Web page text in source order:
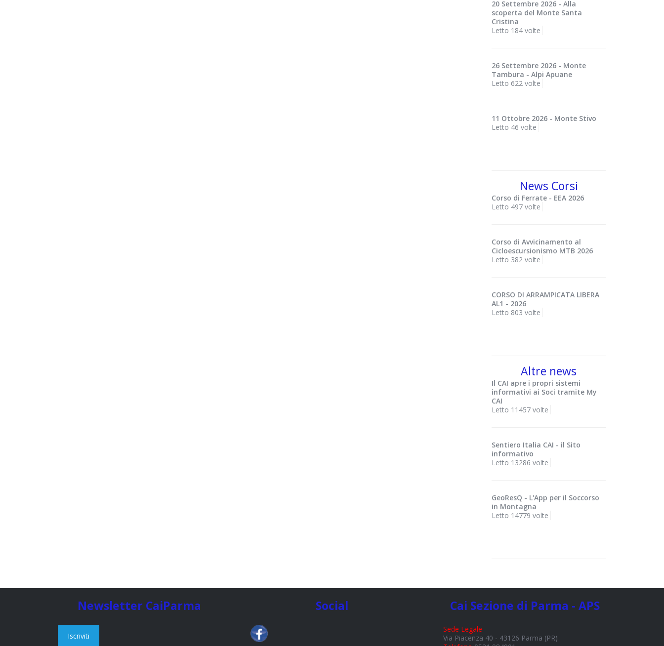
20 Settembre 2026 - Alla
scoperta del Monte Santa
Cristina
Letto 184 volte
26 Settembre 2026 - Monte
Tambura - Alpi Apuane
Letto 622 volte
11 Ottobre 2026 - Monte Stivo
Letto 46 volte
News Corsi
Corso di Ferrate - EEA 2026
Letto 497 volte
Corso di Avvicinamento al
Cicloescursionismo MTB 2026
Letto 382 volte
CORSO DI ARRAMPICATA LIBERA
AL1 - 2026
Letto 803 volte
Altre news
Il CAI apre i propri sistemi
informativi ai Soci tramite My
CAI
Letto 11457 volte
Sentiero Italia CAI - il Sito
informativo
Letto 13286 volte
GeoResQ - L'App per il Soccorso
in Montagna
Letto 14779 volte
Newsletter CaiParma
Iscriviti
Social Cai Sezione di Parma - APS
Sede Legale
Via Piacenza 40 - 43126 Parma (PR)